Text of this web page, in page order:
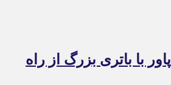
گوشی پوکو M۸ پاور با باتری بزرگ از راه